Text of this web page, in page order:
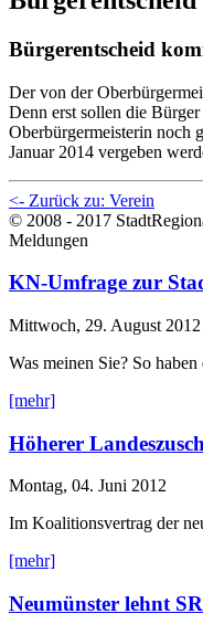
Bürgerentscheid
Der von der
Denn erst sollen die
Oberbürgermeisterin noch
Januar 2014 vergeben
<- Zurück zu: Verein
© 2008 - 2017
Meldungen
KN-Umfrage zur
Mittwoch, 29. August 2012
Was meinen Sie? So
[mehr]
Höherer
Montag, 04. Juni 2012
Im Koalitionsvertrag der
[mehr]
Neumünster lehnt